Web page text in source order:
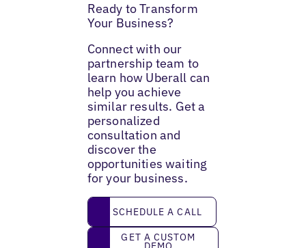
Ready to Transform
Your Business?
Connect with our
partnership team to
learn how Uberall can
help you achieve
similar results. Get a
personalized
consultation and
discover the
opportunities waiting
for your business.
Schedule a call
SCHEDULE A CALL
Get a custom demo
GET A CUSTOM